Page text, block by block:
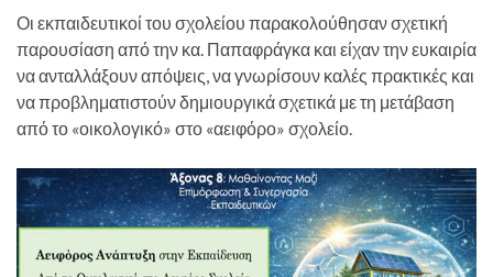
Οι εκπαιδευτικοί του σχολείου παρακολούθησαν σχετική
παρουσίαση από την κα. Παπαφράγκα και είχαν την ευκαιρία
να ανταλλάξουν απόψεις, να γνωρίσουν καλές πρακτικές και
να προβληματιστούν δημιουργικά σχετικά με τη μετάβαση
από το «οικολογικό» στο «αειφόρο» σχολείο.